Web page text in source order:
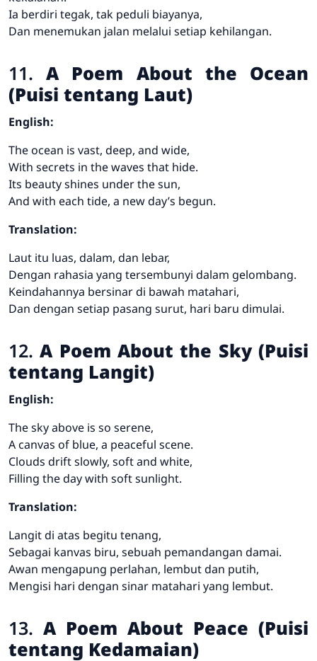
Ia berdiri tegak, tak peduli biayanya,
Dan menemukan jalan melalui setiap kehilangan.
11.A Poem About the Ocean
(Puisi tentang Laut)
English:
The ocean is vast, deep, and wide,
With secrets in the waves that hide.
Its beauty shines under the sun,
And with each tide, a new day’s begun.
Translation:
Laut itu luas, dalam, dan lebar,
Dengan rahasia yang tersembunyi dalam gelombang.
Keindahannya bersinar di bawah matahari,
Dan dengan setiap pasang surut, hari baru dimulai.
12.A Poem About the Sky (Puisi
tentang Langit)
English:
The sky above is so serene,
A canvas of blue, a peaceful scene.
Clouds drift slowly, soft and white,
Filling the day with soft sunlight.
Translation:
Langit di atas begitu tenang,
Sebagai kanvas biru, sebuah pemandangan damai.
Awan mengapung perlahan, lembut dan putih,
Mengisi hari dengan sinar matahari yang lembut.
13. A Poem About Peace (Puisi
tentang Kedamaian)